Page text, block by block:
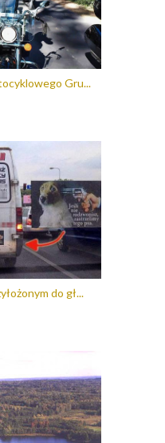
Gru...
do gł...